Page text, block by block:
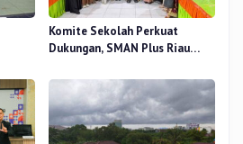
Komite Sekolah Perkuat
Dukungan, SMAN Plus Riau
Pendidikan